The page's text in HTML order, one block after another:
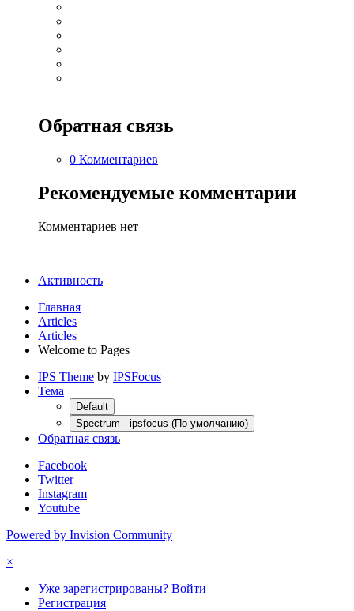
Обратная связь
0 Комментариев
Рекомендуемые комментарии
Комментариев нет
Активность
Главная
Articles
Articles
Welcome to Pages
IPS Theme by IPSFocus
Тема
Default
Spectrum - ipsfocus (По умолчанию)
Обратная связь
Facebook
Twitter
Instagram
Youtube
Powered by Invision Community
×
Уже зарегистрированы? Войти
Регистрация